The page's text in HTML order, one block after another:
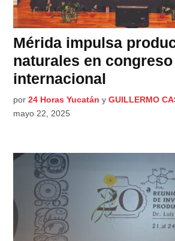
Mérida impulsa
naturales en congreso
internacional
por 24 Horas Yucatán yGUILLERMO
mayo 22, 2025